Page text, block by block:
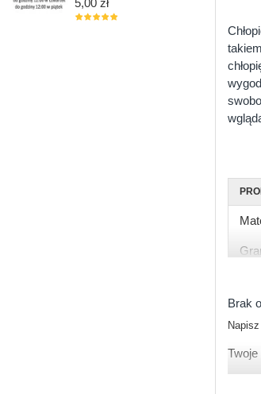
Brak
Twoje